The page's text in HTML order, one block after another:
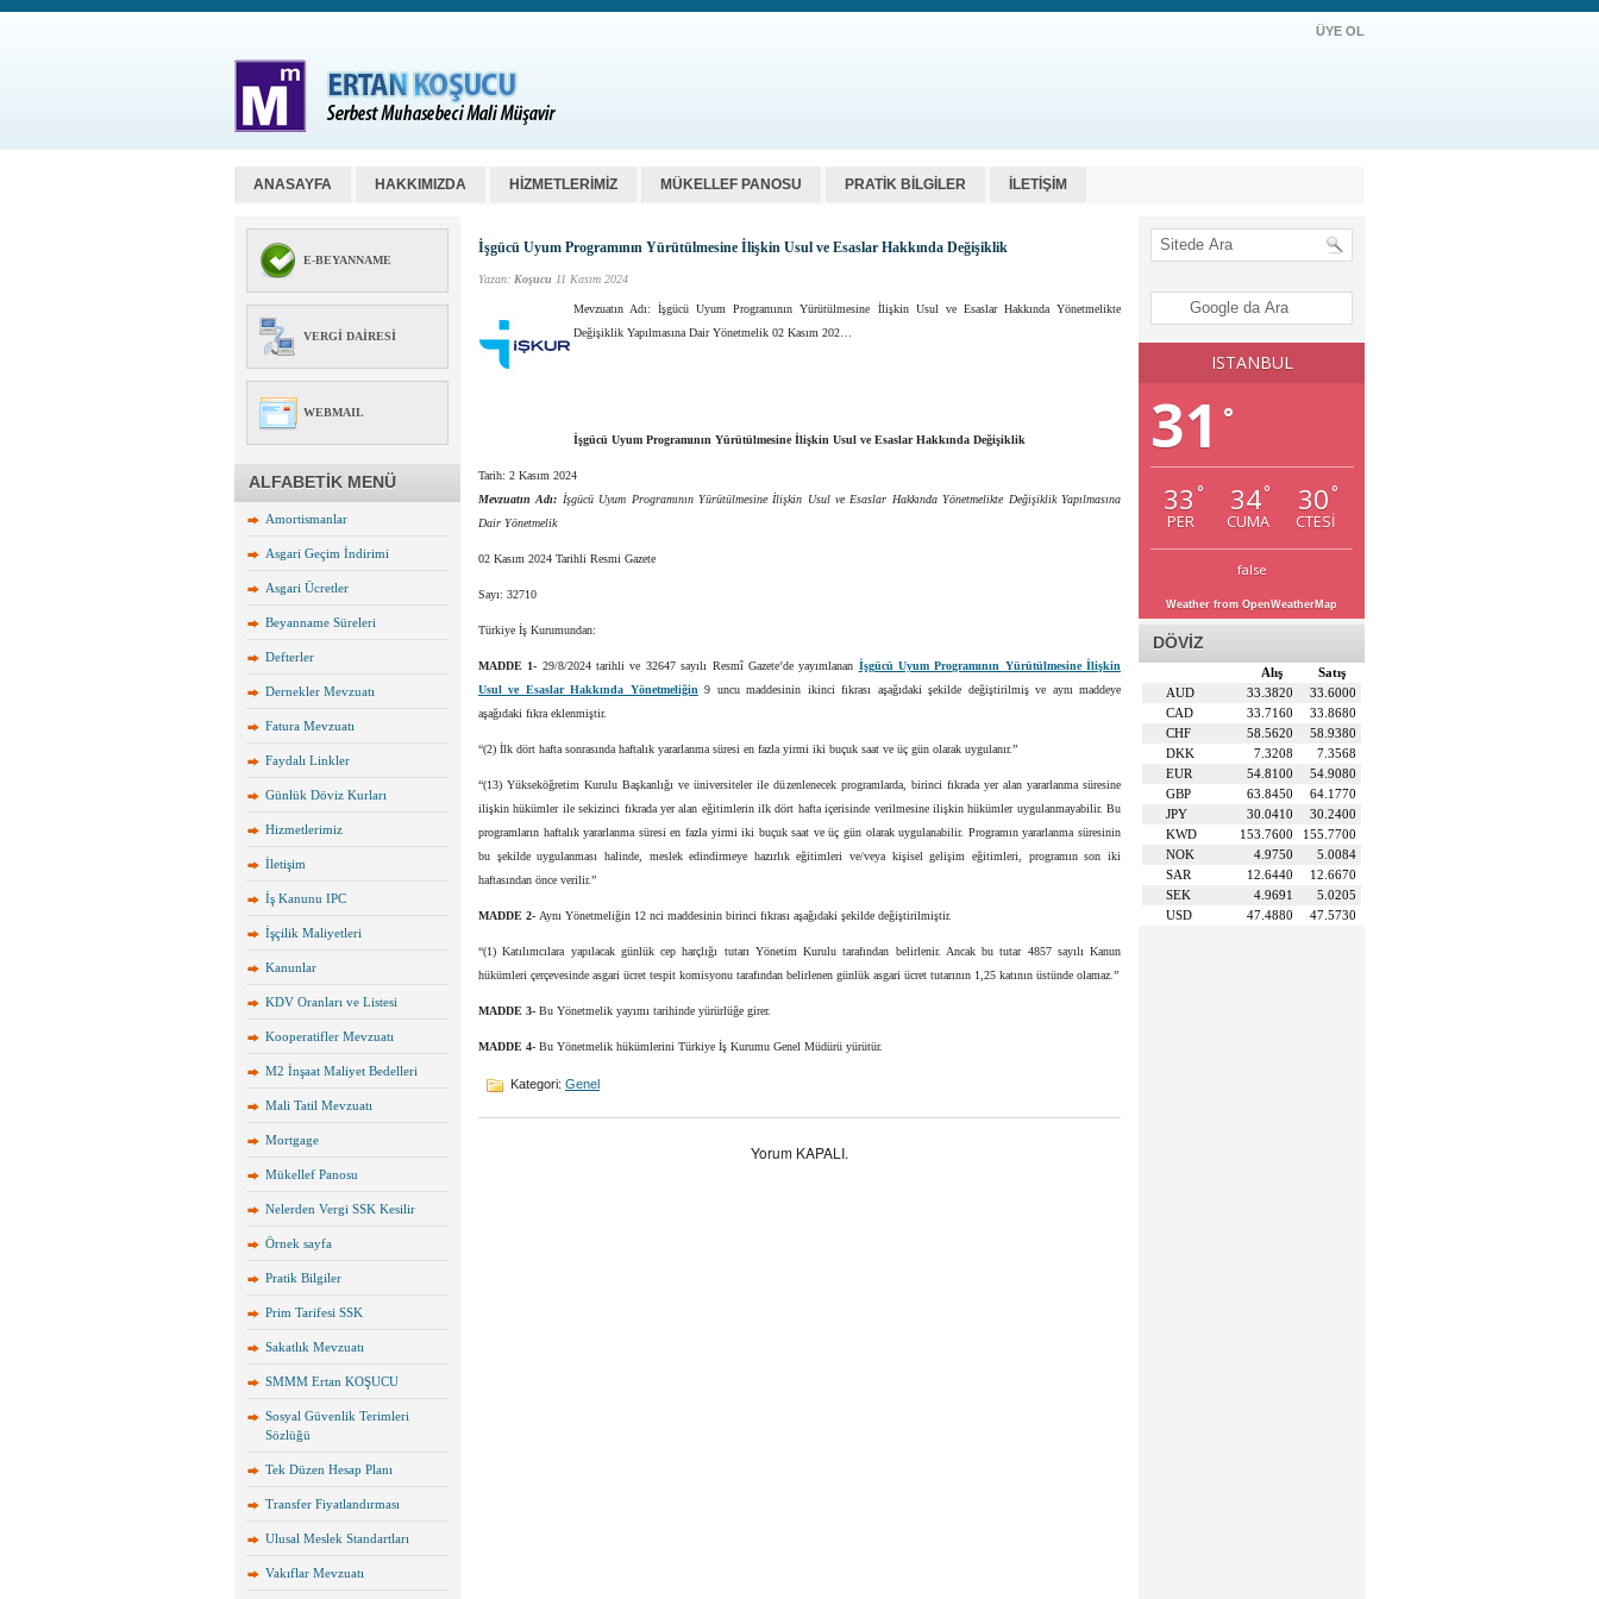
ÜYE OL
ANASAYFA HAKKIMIZDA HİZMETLERİMİZ MÜKELLEF PANOSU PRATİK BİLGİLER İLETİŞİM
E-BEYANNAME
VERGI DAIRESI
WEBMAIL
ALFABETİK MENÜ
Amortismanlar
Asgari Geçim İndirimi
Asgari Ücretler
Beyanname Süreleri
Defterler
Dernekler Mevzuatı
Fatura Mevzuatı
Faydalı Linkler
Günlük Döviz Kurları
Hizmetlerimiz
İletişim
İş Kanunu IPC
İşçilik Maliyetleri
Kanunlar
KDV Oranları ve Listesi
Kooperatifler Mevzuatı
M2 İnşaat Maliyet Bedelleri
Mali Tatil Mevzuatı
Mortgage
Mükellef Panosu
Nelerden Vergi SSK Kesilir
Örnek sayfa
Pratik Bilgiler
Prim Tarifesi SSK
Sakatlık Mevzuatı
SMMM Ertan KOŞUCU
Sosyal Güvenlik Terimleri
Sözlüğü
Tek Düzen Hesap Planı
Transfer Fiyatlandırması
Ulusal Meslek Standartları
Vakıflar Mevzuatı
İşgücü Uyum Programının Yürütülmesine İlişkin Usul ve Esaslar Hakkında Değişiklik
Yazan: Koşucu 11 Kasım 2024
Mevzuatın Adı: İşgücü Uyum Programının Yürütülmesine İlişkin Usul ve Esaslar Hakkında Yönetmelikte
Değişiklik Yapılmasına Dair Yönetmelik 02 Kasım 202…
İşgücü Uyum Programının Yürütülmesine İlişkin Usul ve Esaslar Hakkında Değişiklik
Tarih: 2 Kasım 2024
Mevzuatın Adı: İşgücü Uyum Programının Yürütülmesine İlişkin Usul ve Esaslar Hakkında Yönetmelikte Değişiklik Yapılmasına
Dair Yönetmelik
02 Kasım 2024 Tarihli Resmi Gazete
Sayı: 32710
Türkiye İş Kurumundan:
MADDE 1- 29/8/2024 tarihli ve 32647 sayılı Resmî Gazete’de yayımlanan İşgücü Uyum Programının Yürütülmesine İlişkin
Usul ve Esaslar Hakkında Yönetmeliğin 9 uncu maddesinin ikinci fıkrası aşağıdaki şekilde değiştirilmiş ve aynı maddeye
aşağıdaki fıkra eklenmiştir.
“(2) İlk dört hafta sonrasında haftalık yararlanma süresi en fazla yirmi iki buçuk saat ve üç gün olarak uygulanır.”
“(13) Yükseköğretim Kurulu Başkanlığı ve üniversiteler ile düzenlenecek programlarda, birinci fıkrada yer alan yararlanma süresine
ilişkin hükümler ile sekizinci fıkrada yer alan eğitimlerin ilk dört hafta içerisinde verilmesine ilişkin hükümler uygulanmayabilir. Bu
programların haftalık yararlanma süresi en fazla yirmi iki buçuk saat ve üç gün olarak uygulanabilir. Programın yararlanma süresinin
bu şekilde uygulanması halinde, meslek edindirmeye hazırlık eğitimleri ve/veya kişisel gelişim eğitimleri, programın son iki
haftasından önce verilir.”
MADDE 2- Aynı Yönetmeliğin 12 nci maddesinin birinci fıkrası aşağıdaki şekilde değiştirilmiştir.
“(1) Katılımcılara yapılacak günlük cep harçlığı tutarı Yönetim Kurulu tarafından belirlenir. Ancak bu tutar 4857 sayılı Kanun
hükümleri çerçevesinde asgari ücret tespit komisyonu tarafından belirlenen günlük asgari ücret tutarının 1,25 katının üstünde olamaz.”
MADDE 3- Bu Yönetmelik yayımı tarihinde yürürlüğe girer.
MADDE 4- Bu Yönetmelik hükümlerini Türkiye İş Kurumu Genel Müdürü yürütür.
Kategori: Genel
Yorum KAPALI.
ISTANBUL
31 °
33 °
PER
34°
CUMA
30 °
CTESI
false
Weather from OpenWeatherMap
DÖVİZ
Satış
Alış
AUD
33.6000
33.3820
CAD
33.8680
33.7160
CHF
58.9380
58.5620
DKK
7.3568
7.3208
EUR
54.9080
54.8100
GBP
64.1770
63.8450
JPY
30.2400
30.0410
KWD
155.7700
153.7600
NOK
5.0084
4.9750
SAR
12.6670
12.6440
SEK
5.0205
4.9691
USD
47.5730
47.4880